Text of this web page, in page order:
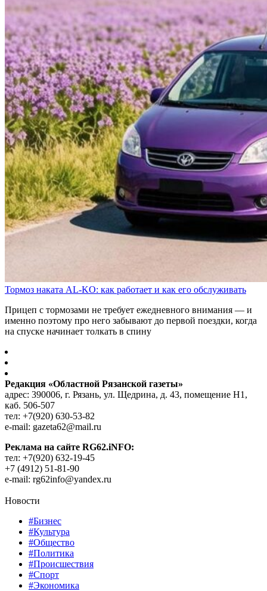
Тормоз наката AL-KO: как работает и как его обслуживать
Прицеп с тормозами не требует ежедневного внимания — и
именно поэтому про него забывают до первой поездки, когда
на спуске начинает толкать в спину
Редакция «Областной Рязанской газеты»
адрес: 390006, г. Рязань, ул. Щедрина, д. 43, помещение Н1,
каб. 506-507
тел: +7(920) 630-53-82
e-mail: gazeta62@mail.ru
Реклама на сайте RG62.iNFO:
тел: +7(920) 632-19-45
+7 (4912) 51-81-90
e-mail: rg62info@yandex.ru
Новости
#Бизнес
#Культура
#Общество
#Политика
#Происшествия
#Спорт
#Экономика